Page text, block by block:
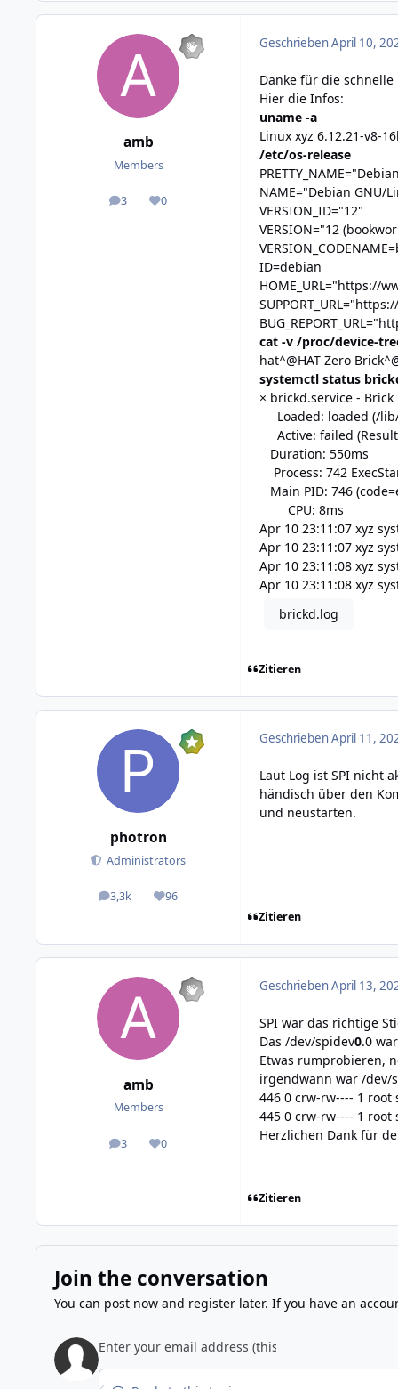
amb
Members
3
posts 0
Reputation
GeschriebenApril 10,
Danke für die schnelle
Hier die Infos:
uname -a
Linux xyz 6.12.21-v8-
/etc/os-release
NAME="Debian GNU/
VERSION_ID="12"
VERSION="12
ID=debian
HOME_URL="https://
cat -v /proc/device-
hat^@HAT Zero
systemctl status
× brickd.service - Brick
Loaded: loaded (/
Active: failed (Result:
Duration: 550ms
Process: 742
Main PID: 746
CPU: 8ms
Apr 10 23:11:07 xyz
Apr 10 23:11:07 xyz
Apr 10 23:11:08 xyz
Apr 10 23:11:08 xyz
brickd.log
Zitieren
photron
Administrators
3,3k
posts 96
Reputation
GeschriebenApril 11,
Laut Log ist SPI nicht
händisch über den
und neustarten.
Zitieren
amb
Members
3
posts 0
Reputation
GeschriebenApril 13,
SPI war das richtige
Das /dev/spidev0.0
Etwas rumprobieren,
irgendwann war /dev/
446 0 crw-rw---- 1 root
445 0 crw-rw---- 1 root
Herzlichen Dank für
Zitieren
Join the conversation
You can post now and register later. If you have an